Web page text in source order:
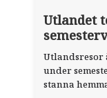
Utlandet
under
stanna